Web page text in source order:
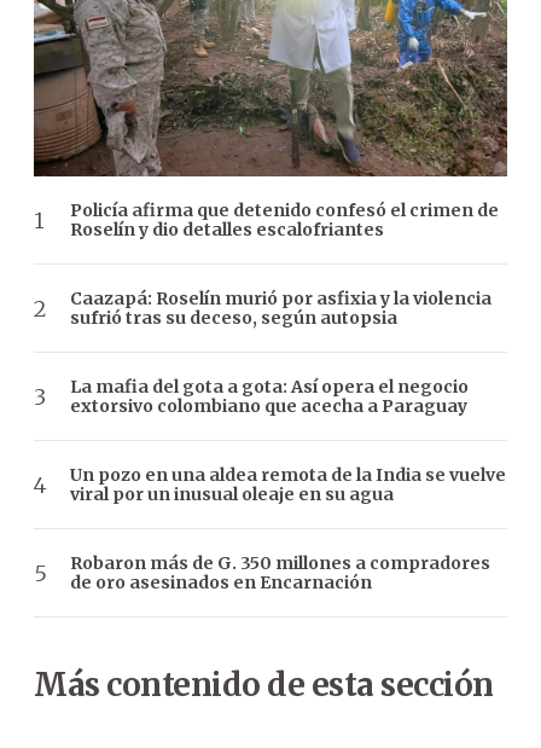
Policía afirma que detenido confesó el crimen de
Roselín y dio detalles escalofriantes
Caazapá: Roselín murió por asfixia y la violencia
sufrió tras su deceso, según autopsia
La mafia del gota a gota: Así opera el negocio
extorsivo colombiano que acecha a Paraguay
Un pozo en una aldea remota de la India se vuelve
viral por un inusual oleaje en su agua
Robaron más de G. 350 millones a compradores
de oro asesinados en Encarnación
Más contenido de esta sección